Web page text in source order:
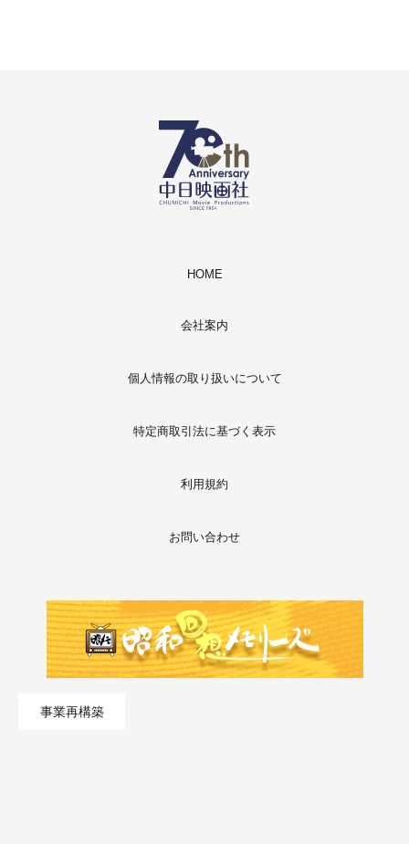
HOME
会社案内
個人情報の取り扱いについて
特定商取引法に基づく表示
利用規約
お問い合わせ
事業再構築